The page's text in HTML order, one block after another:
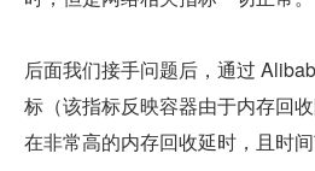
后面我们接手问题后，通过
标（该指标反映容器由于内存回
在非常高的内存回收延时，且时